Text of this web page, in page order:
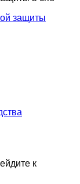
защиты
к